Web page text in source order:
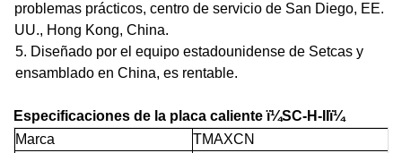
problemas prácticos, centro de servicio de San Diego, EE.
UU., Hong Kong, China.
5. Diseñado por el equipo estadounidense de Setcas y
ensamblado en China, es rentable.
Especificaciones de la placa caliente ï¼SC-H-IIï¼
Marca
TMAXCN